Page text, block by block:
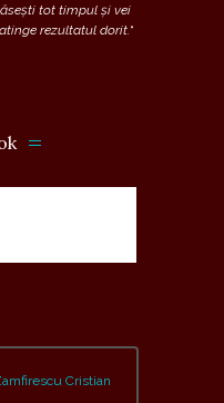
tot timpul și vei
rezultatul dorit.“
Cristian